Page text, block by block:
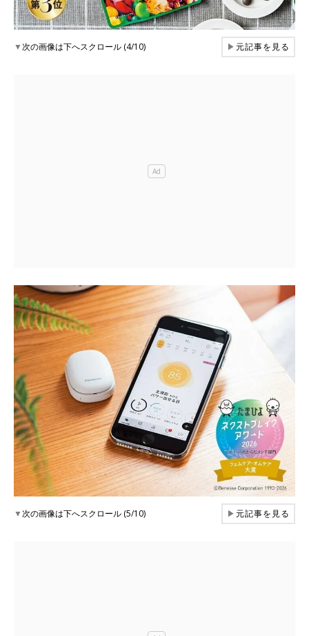
▼次の画像は下へスクロール (4/10) ▶元記事を見る
▼次の画像は下へスクロール (5/10) ▶元記事を見る